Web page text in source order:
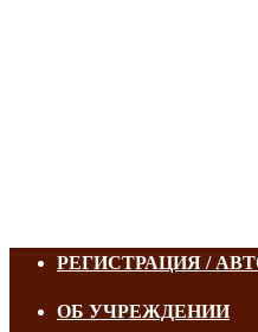
РЕГИСТРАЦИЯ /
ОБ УЧРЕЖДЕНИИ